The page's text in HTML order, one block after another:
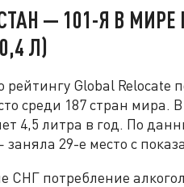
— 101-Я В
Л)
рейтингу Global Relocate
среди 187 стран мира.
4,5 литра в год. По
заняла 29-е место с
СНГ потребление